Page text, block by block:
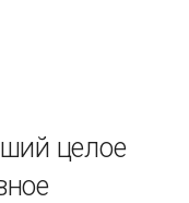
целое